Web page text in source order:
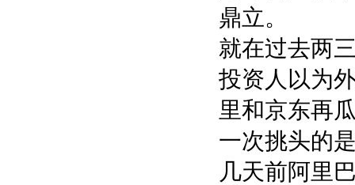
鼎立。
就在过去两
投资人以为
里和京东再
一次挑头的
几天前阿里